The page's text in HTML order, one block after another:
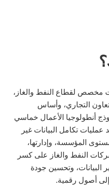
التجاري، وأساس
أنطولوجيا الأعمال خماسي
عمليات تكامل البيانات غير
المؤسسة، وإدارتها،
النفط والغاز على كسر
البيانات، وتحسين جودة
إلى أصول رقمية.